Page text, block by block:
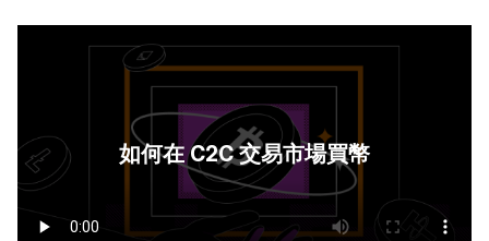
如何在 C2C 交易市場買幣